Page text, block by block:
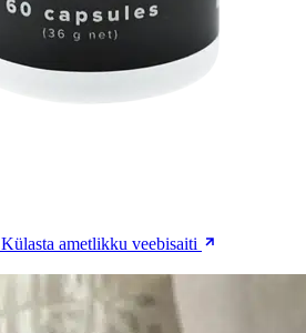
Külasta ametlikku veebisaiti